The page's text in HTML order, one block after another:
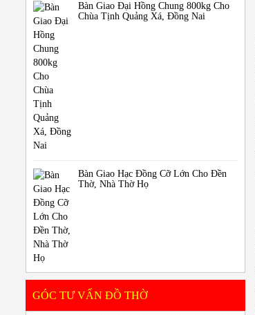
Bàn Giao Đại Hồng Chung 800kg Cho
Chùa Tịnh Quảng Xá, Đồng Nai
Bàn Giao Hạc Đồng Cỡ Lớn Cho Đền
Thờ, Nhà Thờ Họ
GÓC TƯ VẤN ĐỒ THỜ